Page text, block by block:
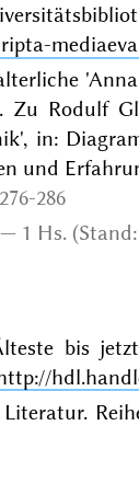
Rodulf
in:
und
286
1 Hs.
bis